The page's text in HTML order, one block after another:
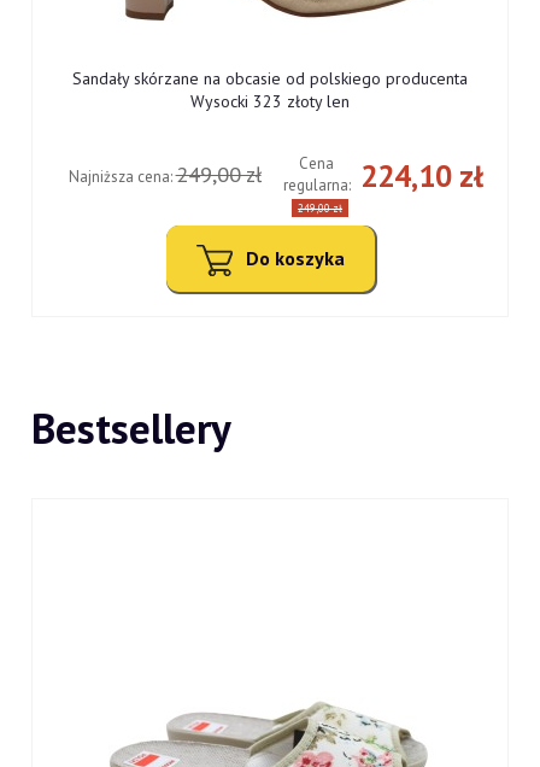
Sandały skórzane na obcasie od polskiego producenta
Wysocki 323 złoty len
224,10 zł
Cena
regularna:
249,00 zł
Najniższa cena:249,00 zł
Do koszyka
Bestsellery